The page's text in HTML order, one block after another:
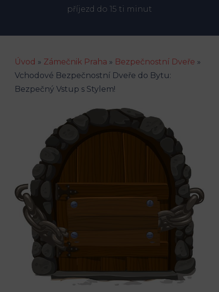
příjezd do 15 ti minut
Úvod » Zámečnik Praha » Bezpečnostní Dveře »
Vchodové Bezpečnostní Dveře do Bytu:
Bezpečný Vstup s Stylem!